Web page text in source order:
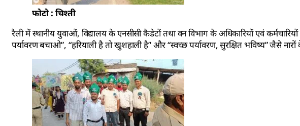
फोटो : चिश्ती
रैली में स्थानीय युवाओं, विद्यालय के एनसीसी कैडेटों तथा वन विभाग के अधिकारियों एवं
पर्यावरण बचाओ”, “हरियाली है तो खुशहाली है” और “स्वच्छ पर्यावरण, सुरक्षित भविष्य” जैसे